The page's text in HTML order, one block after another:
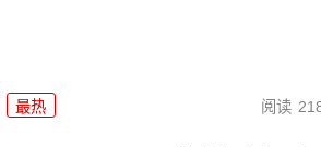
最热 阅读